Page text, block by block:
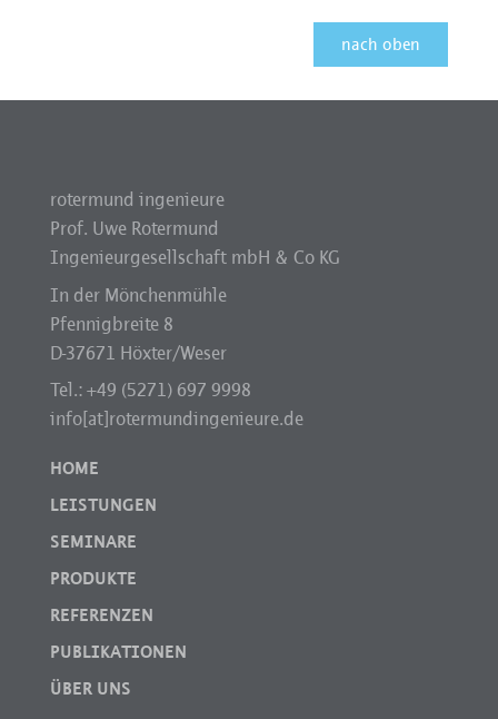
nach oben
rotermund ingenieure
Prof. Uwe Rotermund
Ingenieurgesellschaft mbH & Co KG
In der Mönchenmühle
Pfennigbreite 8
D-37671 Höxter/Weser
Tel.: +49 (5271) 697 9998
info[at]rotermundingenieure.de
HOME
LEISTUNGEN
SEMINARE
PRODUKTE
REFERENZEN
PUBLIKATIONEN
ÜBER UNS